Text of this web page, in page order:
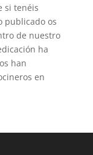
si tenéis
publicado os
de nuestro
ha
han
en